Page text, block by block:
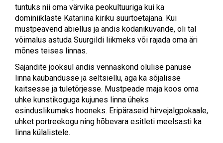
tuntuks nii oma värvika peokultuuriga kui ka
dominiiklaste Katariina kiriku suurtoetajana. Kui
mustpeavend abiellus ja andis kodanikuvande, oli tal
võimalus astuda Suurgildi liikmeks või rajada oma äri
mõnes teises linnas.
Sajandite jooksul andis vennaskond olulise panuse
linna kaubandusse ja seltsiellu, aga ka sõjalisse
kaitsesse ja tuletõrjesse. Mustpeade maja koos oma
uhke kunstikoguga kujunes linna üheks
esinduslikumaks hooneks. Eripäraseid hirvejalgpokaale,
uhket portreekogu ning hõbevara esitleti meelsasti ka
linna külalistele.